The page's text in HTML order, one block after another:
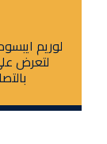
لوريم
لتعرض